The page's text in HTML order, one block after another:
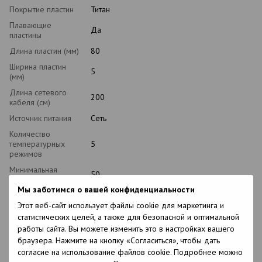
Мы заботимся о вашей конфиденциальности
Этот веб-сайт использует файлы cookie для маркетинга и
статистических целей, а также для безопасной и оптимальной
работы сайта. Вы можете изменить это в настройках вашего
браузера. Нажмите на кнопку «Согласиться», чтобы дать
согласие на использование файлов cookie. Подробнее можно
Покрытие пластин
Титан
Плавающие
пластины
Да
Длина пластин (мм)
80
Ширина пластин
(мм)
5
Длина сетевого
кабеля (см)
200
Источник питания
Сеть
Количество
температурных
режимов
5
Минимальная
50
Максимальная
температура ℃
Шаг переключения
℃
20
Ионизация
Да